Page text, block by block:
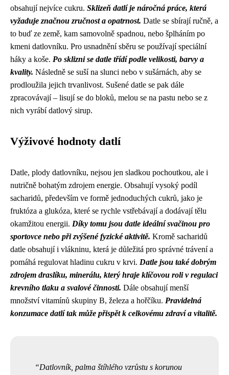
obsahují nejvíce cukru. Sklizeň datlí je náročná práce, která
vyžaduje značnou zručnost a opatrnost. Datle se sbírají ručně, a
to buď ze země, kam samovolně spadnou, nebo šplháním po
kmeni datlovníku. Pro usnadnění sběru se používají speciální
háky a koše. Po sklizni se datle třídí podle velikosti, barvy a
kvality. Následně se suší na slunci nebo v sušárnách, aby se
prodloužila jejich trvanlivost. Sušené datle se pak dále
zpracovávají – lisují se do bloků, melou se na pastu nebo se z
nich vyrábí datlový sirup.
Výživové hodnoty datlí
Datle, plody datlovníku, nejsou jen sladkou pochoutkou, ale i
nutričně bohatým zdrojem energie. Obsahují vysoký podíl
sacharidů, především ve formě jednoduchých cukrů, jako je
fruktóza a glukóza, které se rychle vstřebávají a dodávají tělu
okamžitou energii. Díky tomu jsou datle ideální svačinou pro
sportovce nebo při zvýšené fyzické aktivitě. Kromě sacharidů
datle obsahují i vlákninu, která je důležitá pro správné trávení a
pomáhá regulovat hladinu cukru v krvi. Datle jsou také dobrým
zdrojem draslíku, minerálu, který hraje klíčovou roli v regulaci
krevního tlaku a svalové činnosti. Dále obsahují menší
množství vitamínů skupiny B, železa a hořčíku. Pravidelná
konzumace datlí tak může přispět k celkovému zdraví a vitalitě.
Datlovník, palma štíhlého vzrůstu s korunou